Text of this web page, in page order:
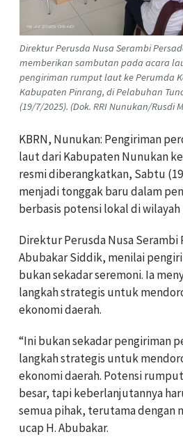
Direktur Perusda Nusa Serambi
memberikan sambutan pada acara
pengiriman rumput laut ke Perumda
Kabupaten Pinrang, di Pelabuhan
(19/7/2025). (Dok. RRI Nunukan/Rusdi
KBRN, Nunukan: Pengiriman
laut dari Kabupaten Nunukan
resmi diberangkatkan, Sabtu
menjadi tonggak baru dalam
berbasis potensi lokal di wilayah
Direktur Perusda Nusa Serambi
Abubakar Siddik, menilai
bukan sekadar seremoni. Ia
langkah strategis untuk
ekonomi daerah.
“Ini bukan sekadar pengiriman
langkah strategis untuk
ekonomi daerah. Potensi
besar, tapi keberlanjutannya
semua pihak, terutama dengan
ucap H. Abubakar.